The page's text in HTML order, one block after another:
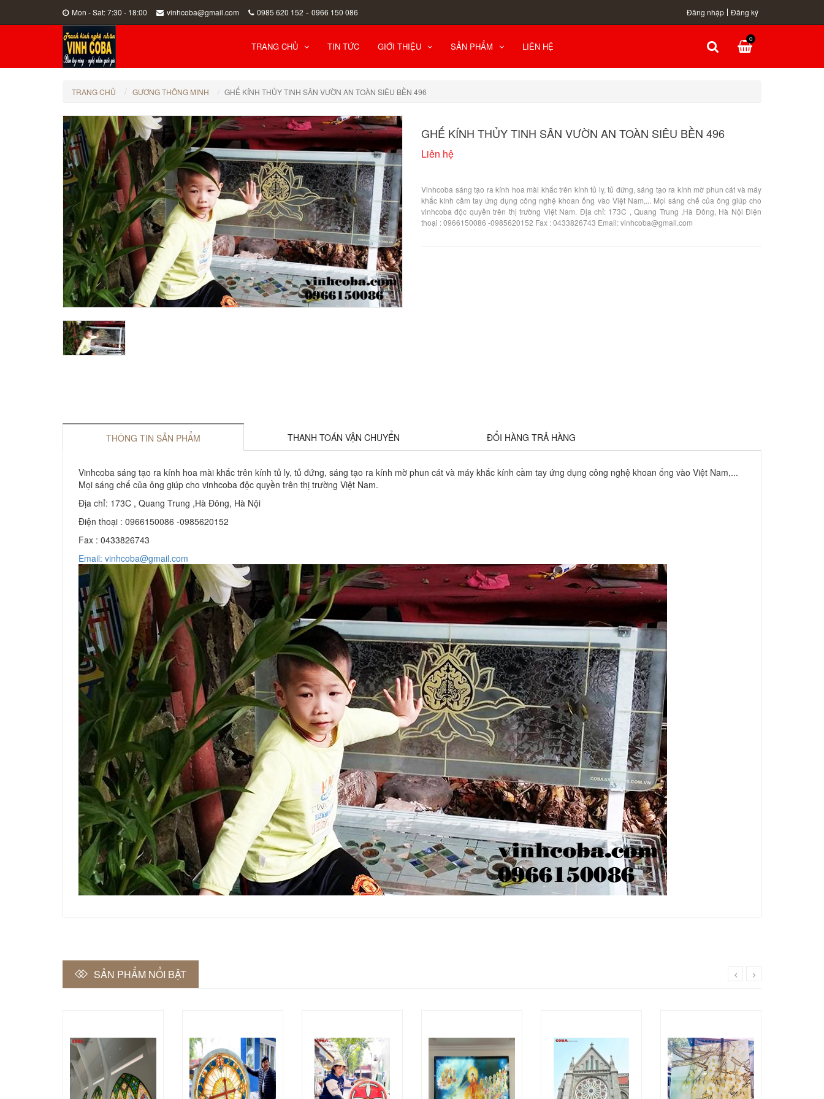
Mon - Sat: 7:30 - 18:00 vinhcoba@gmail.com 0985 620 152 - 0966 150 086 Đăng nhập Đăng ký
TRANG CHỦ TIN TỨC GIỚI THIỆU SẢN PHẨM LIÊN HỆ
0
TRANG CHỦ GƯƠNG THÔNG MINH GHẾ KÍNH THỦY TINH SÂN VƯỜN AN TOÀN SIÊU BỀN 496
GHẾ KÍNH THỦY TINH SÂN VƯỜN AN TOÀN SIÊU BỀN 496
Liên hệ
Vinhcoba sáng tạo ra kính hoa mài khắc trên kính tủ ly, tủ đứng, sáng tạo ra kính mờ phun cát và máy
khắc kính cầm tay ứng dụng công nghệ khoan ống vào Việt Nam,... Mọi sáng chế của ông giúp cho
vinhcoba độc quyền trên thị trường Việt Nam. Địa chỉ: 173C , Quang Trung ,Hà Đông, Hà Nội Điện
thoại : 0966150086 -0985620152 Fax : 0433826743 Email: vinhcoba@gmail.com
THÔNG TIN SẢN PHẨM THANH TOÁN VẬN CHUYỂN ĐỔI HÀNG TRẢ HÀNG
Vinhcoba sáng tạo ra kính hoa mài khắc trên kính tủ ly, tủ đứng, sáng tạo ra kính mờ phun cát và máy khắc kính cầm tay ứng dụng công nghệ khoan ống vào Việt Nam,...
Mọi sáng chế của ông giúp cho vinhcoba độc quyền trên thị trường Việt Nam.
Địa chỉ: 173C , Quang Trung ,Hà Đông, Hà Nội
Điện thoại : 0966150086 -0985620152
Fax : 0433826743
Email: vinhcoba@gmail.com
SẢN PHẨM NỔI BẬT